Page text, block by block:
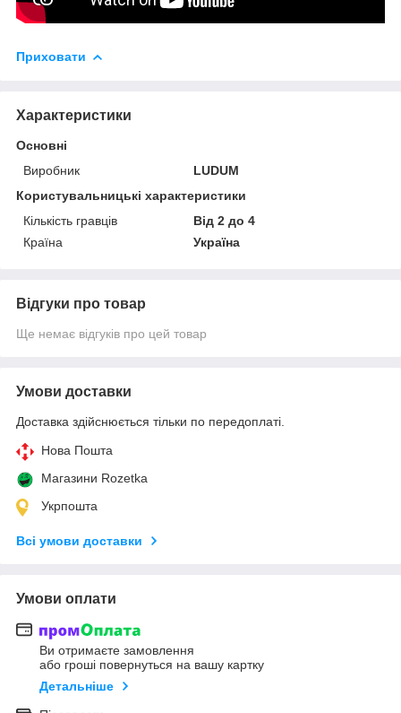
Приховати
Характеристики
Основні
Виробник
LUDUM
Користувальницькі характеристики
Кількість гравців
Від 2 до 4
Країна
Україна
Відгуки про товар
Ще немає відгуків про цей товар
Умови доставки
Доставка здійснюється тільки по передоплаті.
Нова Пошта
Магазини Rozetka
Укрпошта
Всі умови доставки
Умови оплати
Ви отримаєте замовлення
або гроші повернуться на вашу картку
Детальніше